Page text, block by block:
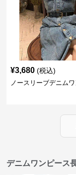
¥3,680 (税込)
ノースリーブデニム
デニムワンピース